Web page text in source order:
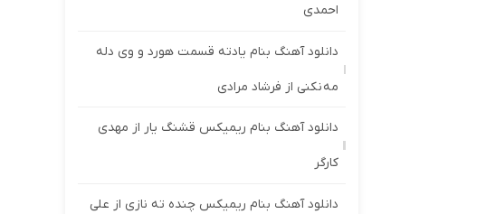
احمدی
دانلود آهنگ بنام یادته قسمت هورد و وی دله
مه نکنی از فرشاد مرادی
دانلود آهنگ بنام ریمیکس قشنگ یار از مهدی
کارگر
دانلود آهنگ بنام ریمیکس چنده ته نازی از علی